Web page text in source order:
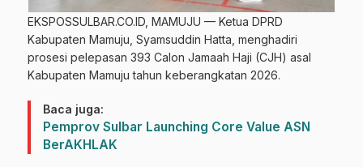
EKSPOSSULBAR.CO.ID, MAMUJU — Ketua DPRD
Kabupaten Mamuju, Syamsuddin Hatta, menghadiri
prosesi pelepasan 393 Calon Jamaah Haji (CJH) asal
Kabupaten Mamuju tahun keberangkatan 2026.
Baca juga:
Pemprov Sulbar Launching Core Value ASN
BerAKHLAK